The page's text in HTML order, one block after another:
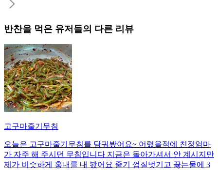
반찬을 먹은 유저들의 다른 리뷰
고구마줄기무침
오늘은 고구마줄기무침를 담궈봤어요~ 어렸을적에 친정엄마
가 자주 해 주시던 무침입니다 지금은 돌아가셔서 안 계시지만
제가 비슷하게 훙내를 내 봤어요 줄기 껍질벗기고 끓는물에 3